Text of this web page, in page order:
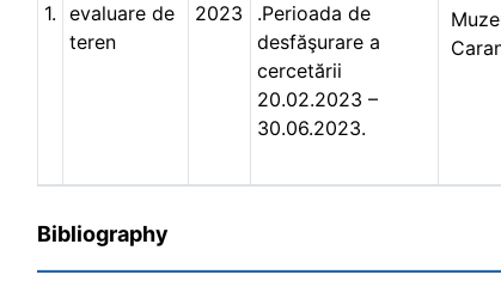
1. evaluare de
teren
2023
.Perioada de
desfăşurare a
cercetării
20.02.2023 –
30.06.2023.
Bibliography